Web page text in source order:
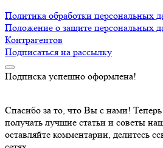
Политика обработки персональных
Положение о защите персональных
Контрагентов
Подписаться на рассылку
Подписка успешно оформлена!
Спасибо за то, что Вы с нами!
получать лучшие статьи и советы
оставляйте комментарии, делитесь